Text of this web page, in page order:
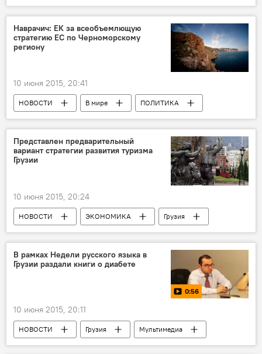
Наврачич: ЕК за всеобъемлющую
стратегию ЕС по Черноморскому
региону
10 июня 2015, 20:41
НОВОСТИ В мире
ПОЛИТИКА
Россия
Представлен предварительный
вариант стратегии развития туризма
Грузии
10 июня 2015, 20:24
НОВОСТИ ЭКОНОМИКА Грузия
В рамках Недели русского языка в
Грузии раздали книги о диабете
0:56
10 июня 2015, 20:11
НОВОСТИ Грузия
Мультимедиа
Видео